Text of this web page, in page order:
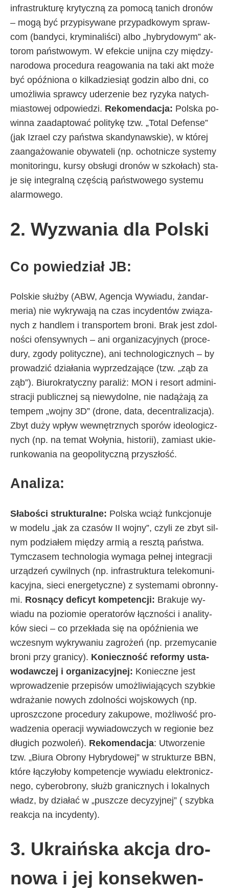
in­fra­struk­tu­rę kry­tycz­ną za po­mo­cą ta­ni­ch dro­nów
– mo­gą być przy­pi­sy­wa­ne przy­pad­ko­wym spraw­
com (ban­dy­ci, kry­mi­na­li­ści) al­bo „hy­bry­do­wym” ak­
to­rom pań­stwo­wym. W efek­cie unij­na czy mię­dzy­
na­ro­do­wa pro­ce­du­ra re­ago­wa­nia na ta­ki akt mo­że
być opóź­nio­na o kil­ka­dzie­siąt go­dzin al­bo dni, co
umoż­li­wia spraw­cy ude­rze­nie bez ry­zy­ka na­tych­
mia­sto­wej od­po­wie­dzi. Re­ko­men­da­cja: Pol­ska po­
win­na za­adap­to­wać po­li­ty­kę tzw. „To­tal De­fen­se”
(jak Izra­el czy pań­stwa skan­dy­naw­skie), w któ­rej
za­an­ga­żo­wa­nie oby­wa­te­li (np. ochot­ni­cze sys­te­my
mo­ni­to­rin­gu, kur­sy ob­słu­gi dro­nów w szko­ła­ch) sta­
je się in­te­gral­ną czę­ścią pań­stwo­we­go sys­te­mu
alar­mo­we­go.
2. Wy­zwa­nia dla Pol­ski
Co po­wie­dział JB:
Pol­skie służ­by (ABW, Agen­cja Wy­wia­du, żan­dar­
me­ria) nie wy­kry­wa­ją na czas in­cy­den­tów zwią­za­
ny­ch z han­dlem i trans­por­tem bro­ni. Brak je­st zdol­
no­ści ofen­syw­ny­ch – ani or­ga­ni­za­cyj­ny­ch (pro­ce­
du­ry, zgo­dy po­li­tycz­ne), ani tech­no­lo­gicz­ny­ch – by
pro­wa­dzić dzia­ła­nia wy­prze­dza­ją­ce (tzw. „ząb za
ząb”). Biu­ro­kra­tycz­ny pa­ra­liż: MON i re­sort ad­mi­ni­
stra­cji pu­blicz­nej są nie­wy­dol­ne, nie na­dą­ża­ją za
tem­pem „woj­ny 3D” (dro­ne, da­ta, de­cen­tra­li­za­cja).
Zbyt du­ży wpływ we­wnętrz­ny­ch spo­rów ide­olo­gicz­
ny­ch (np. na te­mat Wo­ły­nia, hi­sto­rii), za­mia­st ukie­
run­ko­wa­nia na geo­po­li­tycz­ną przy­szło­ść.
Ana­li­za:
Sła­bo­ści struk­tu­ral­ne: Pol­ska wciąż funk­cjo­nu­je
w mo­de­lu „jak za cza­sów II woj­ny”, czy­li ze zbyt sil­
nym po­dzia­łem mię­dzy ar­mią a resz­tą pań­stwa.
Tym­cza­sem tech­no­lo­gia wy­ma­ga peł­nej in­te­gra­cji
urzą­dzeń cy­wil­ny­ch (np. in­fra­struk­tu­ra te­le­ko­mu­ni­
ka­cyj­na, sie­ci ener­ge­tycz­ne) z sys­te­ma­mi obron­ny­
mi. Ro­sną­cy de­fi­cyt kom­pe­ten­cji: Bra­ku­je wy­
wia­du na po­zio­mie ope­ra­to­rów łącz­no­ści i ana­li­ty­
ków sie­ci – co prze­kła­da się na opóź­nie­nia we
wcze­snym wy­kry­wa­niu za­gro­żeń (np. prze­my­ca­nie
bro­ni przy gra­ni­cy). Ko­niecz­no­ść re­for­my usta­
wo­daw­czej i or­ga­ni­za­cyj­nej: Ko­niecz­ne je­st
wpro­wa­dze­nie prze­pi­sów umoż­li­wia­ją­cy­ch szyb­kie
wdra­ża­nie no­wy­ch zdol­no­ści woj­sko­wy­ch (np.
uprosz­czo­ne pro­ce­du­ry za­ku­po­we, moż­li­wo­ść pro­
wa­dze­nia ope­ra­cji wy­wia­dow­czy­ch w re­gio­nie bez
dłu­gi­ch po­zwo­leń). Re­ko­men­da­cja: Utwo­rze­nie
tzw. „Biu­ra Obro­ny Hy­bry­do­wej” w struk­tu­rze BBN,
któ­re łą­czy­ło­by kom­pe­ten­cje wy­wia­du elek­tro­nicz­
ne­go, cy­be­ro­bro­ny, służb gra­nicz­ny­ch i lo­kal­ny­ch
wła­dz, by dzia­łać w „pusz­cze de­cy­zyj­nej” ( szyb­ka
re­ak­cja na in­cy­den­ty).
3. Ukra­iń­ska ak­cja dro­
no­wa i jej kon­se­kwen­